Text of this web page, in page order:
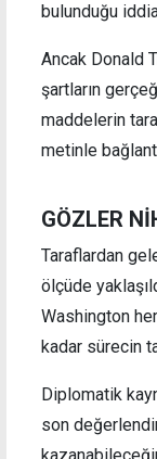
bulunduğu
Ancak Donald
şartların
maddelerin
metinle
GÖZLER
Taraflardan
ölçüde
Washington
kadar sürecin
Diplomatik
son